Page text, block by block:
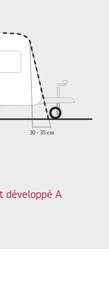
développé A